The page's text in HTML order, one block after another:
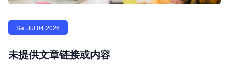
Sat Jul 04 2026
未提供文章链接或内容